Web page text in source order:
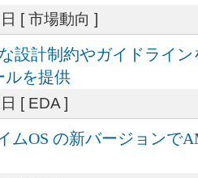
[ 市場動向 ]
設計制約やガイドライ
ルを提供
[ EDA ]
ムOS の新バージョンで